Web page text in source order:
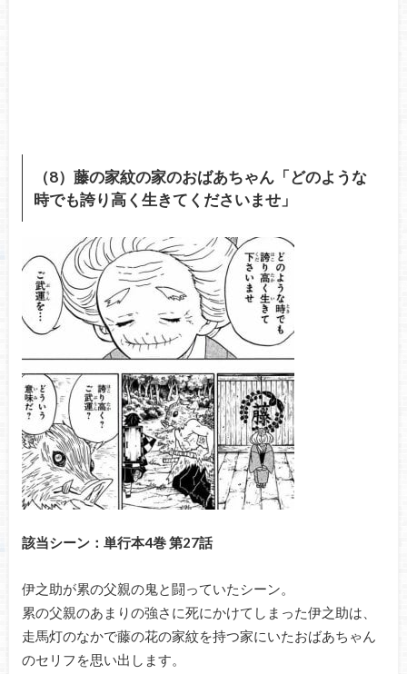
（8）藤の家紋の家のおばあちゃん「どのような
時でも誇り高く生きてくださいませ」
該当シーン：単行本4巻 第27話
伊之助が累の父親の鬼と闘っていたシーン。
累の父親のあまりの強さに死にかけてしまった伊之助は、
走馬灯のなかで藤の花の家紋を持つ家にいたおばあちゃん
のセリフを思い出します。